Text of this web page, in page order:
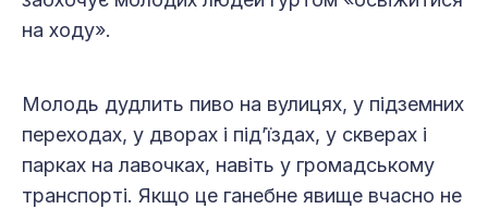
на ходу».
Молодь дудлить пиво на вулицях, у підземних
переходах, у дворах і під’їздах, у скверах і
парках на лавочках, навіть у громадському
транспорті. Якщо це ганебне явище вчасно не